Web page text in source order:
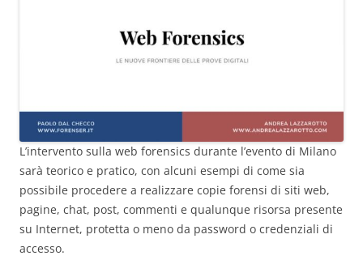
L’intervento sulla web forensics durante l’evento di Milano
sarà teorico e pratico, con alcuni esempi di come sia
possibile procedere a realizzare copie forensi di siti web,
pagine, chat, post, commenti e qualunque risorsa presente
su Internet, protetta o meno da password o credenziali di
accesso.